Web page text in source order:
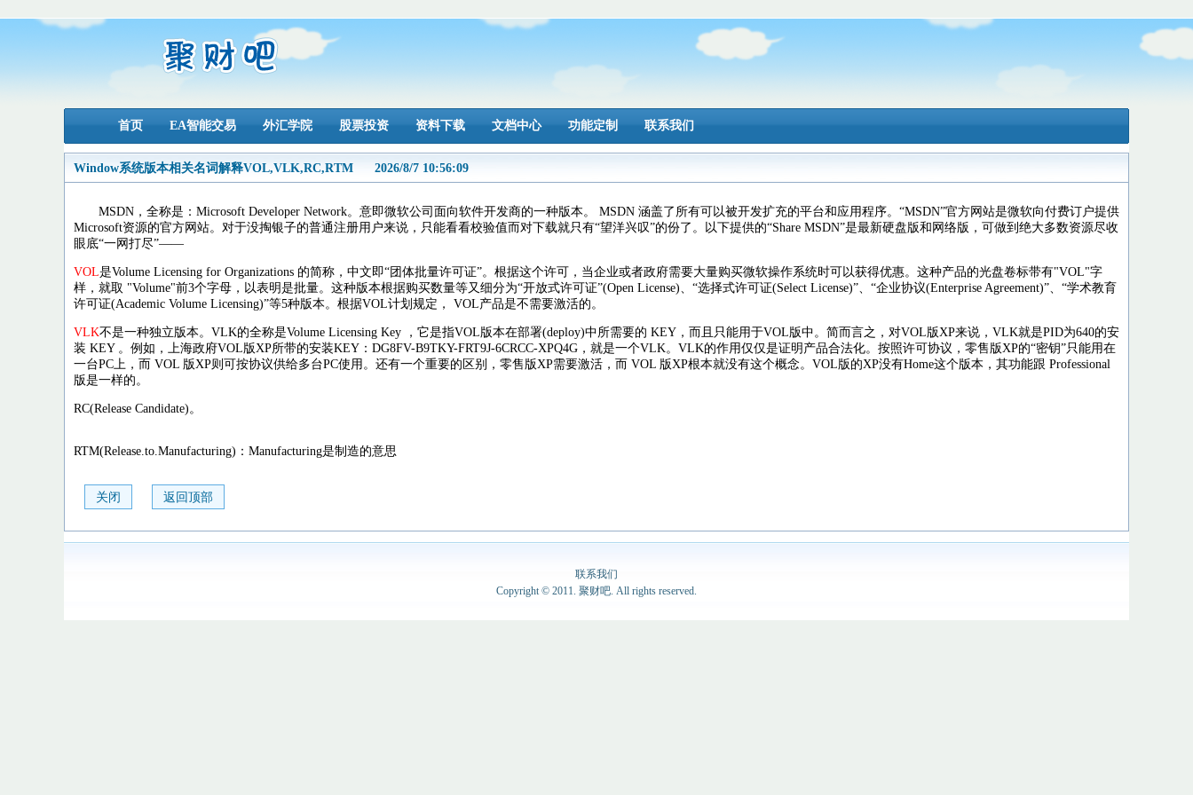
首页 EA智能交易 外汇学院 股票投资 资料下载 文档中心 功能定制 联系我们
Window系统版本相关名词解释VOL,VLK,RC,RTM 2026/8/7 10:56:09
MSDN，全称是：Microsoft Developer Network。意即微软公司面向软件开发商的一种版本。 MSDN 涵盖了所有可以被开发扩充的平台和应用程序。“MSDN”官方网站是微软向付费订户提供
Microsoft资源的官方网站。对于没掏银子的普通注册用户来说，只能看看校验值而对下载就只有“望洋兴叹”的份了。以下提供的“Share MSDN”是最新硬盘版和网络版，可做到绝大多数资源尽收
眼底“一网打尽”——
VOL是Volume Licensing for Organizations 的简称，中文即“团体批量许可证”。根据这个许可，当企业或者政府需要大量购买微软操作系统时可以获得优惠。这种产品的光盘卷标带有"VOL"字
样，就取 "Volume"前3个字母，以表明是批量。这种版本根据购买数量等又细分为“开放式许可证”(Open License)、“选择式许可证(Select License)”、“企业协议(Enterprise Agreement)”、“学术教育
许可证(Academic Volume Licensing)”等5种版本。根据VOL计划规定， VOL产品是不需要激活的。
VLK不是一种独立版本。VLK的全称是Volume Licensing Key ，它是指VOL版本在部署(deploy)中所需要的 KEY，而且只能用于VOL版中。简而言之，对VOL版XP来说，VLK就是PID为640的安
装 KEY 。例如，上海政府VOL版XP所带的安装KEY：DG8FV-B9TKY-FRT9J-6CRCC-XPQ4G，就是一个VLK。VLK的作用仅仅是证明产品合法化。按照许可协议，零售版XP的“密钥”只能用在
一台PC上，而 VOL 版XP则可按协议供给多台PC使用。还有一个重要的区别，零售版XP需要激活，而 VOL 版XP根本就没有这个概念。VOL版的XP没有Home这个版本，其功能跟 Professional
版是一样的。
RC(Release Candidate)。
RTM(Release.to.Manufacturing)：Manufacturing是制造的意思
关闭 返回顶部
联系我们
Copyright © 2011. 聚财吧. All rights reserved.